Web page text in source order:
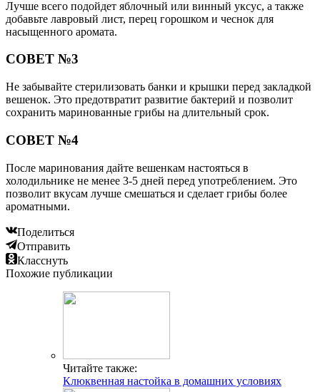
Лучше всего подойдет яблочный или винный уксус, а также
добавьте лавровый лист, перец горошком и чеснок для
насыщенного аромата.
СОВЕТ №3
Не забывайте стерилизовать банки и крышки перед закладкой
вешенок. Это предотвратит развитие бактерий и позволит
сохранить маринованные грибы на длительный срок.
СОВЕТ №4
После маринования дайте вешенкам настояться в
холодильнике не менее 3-5 дней перед употреблением. Это
позволит вкусам лучше смешаться и сделает грибы более
ароматными.
Поделиться
Отправить
Класснуть
Похожие публикации
Читайте также:
Клюквенная настойка в домашних условиях